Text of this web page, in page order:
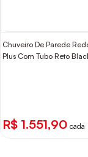
Chuveiro De Parede
Plus Com Tubo Reto
R$ 1.551,90 cada